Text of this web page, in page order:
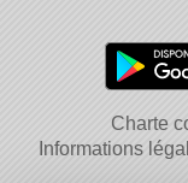
Charte
Informations